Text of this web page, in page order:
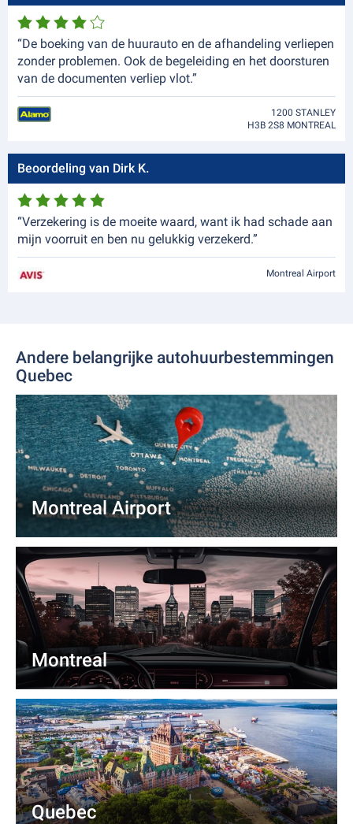
“De boeking van de huurauto en de afhandeling verliepen
zonder problemen. Ook de begeleiding en het doorsturen
van de documenten verliep vlot.”
1200 STANLEY
H3B 2S8 MONTREAL
Beoordeling van Dirk K.
“Verzekering is de moeite waard, want ik had schade aan
mijn voorruit en ben nu gelukkig verzekerd.”
Montreal Airport
Andere belangrijke autohuurbestemmingen
Quebec
Montreal Airport
Montreal
Quebec